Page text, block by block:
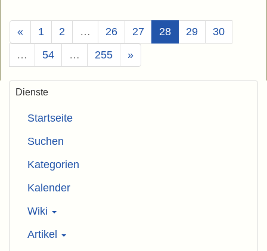
« 1 2 … 26 27 28(Aktuell)
29
30
…
54 … 255 »
Dienste
Startseite
Suchen
Kategorien
Kalender
Wiki
Artikel